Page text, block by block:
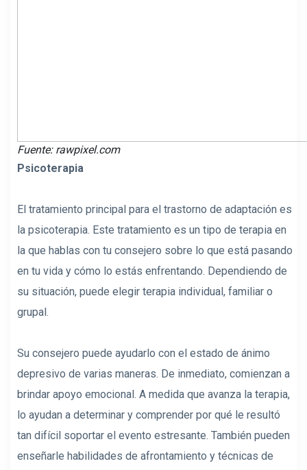
Fuente: rawpixel.com
Psicoterapia
El tratamiento principal para el trastorno de adaptación es
la psicoterapia. Este tratamiento es un tipo de terapia en
la que hablas con tu consejero sobre lo que está pasando
en tu vida y cómo lo estás enfrentando. Dependiendo de
su situación, puede elegir terapia individual, familiar o
grupal.
Su consejero puede ayudarlo con el estado de ánimo
depresivo de varias maneras. De inmediato, comienzan a
brindar apoyo emocional. A medida que avanza la terapia,
lo ayudan a determinar y comprender por qué le resultó
tan difícil soportar el evento estresante. También pueden
enseñarle habilidades de afrontamiento y técnicas de